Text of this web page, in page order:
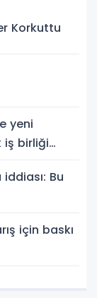
Korkuttu
yeni
iş birliği
Bu
için baskı